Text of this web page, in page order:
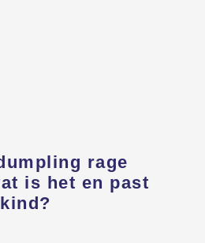
rage
is het en past